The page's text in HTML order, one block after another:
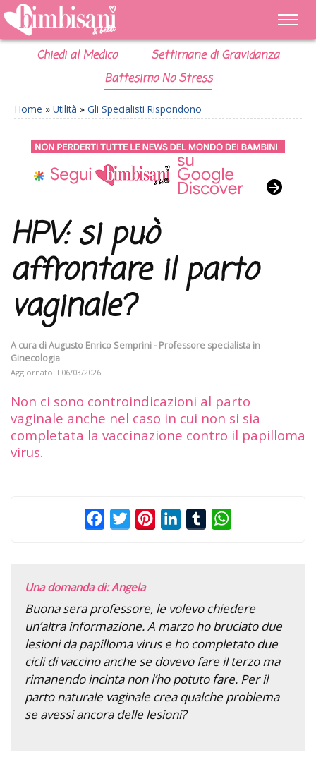
Chiedi al Medico
Settimane di Gravidanza
Battesimo No Stress
Home » Utilità » Gli Specialisti Rispondono
HPV: si può
affrontare il parto
vaginale?
A cura diAugusto Enrico Semprini - Professore specialista in
Ginecologia
Aggiornato il 06/03/2026
Non ci sono controindicazioni al parto
vaginale anche nel caso in cui non si sia
completata la vaccinazione contro il papilloma
virus.
FacebookTwitterPinterestLinkedInTumblr
Una domanda di: Angela
Buona sera professore, le volevo chiedere
un’altra informazione. A marzo ho bruciato due
lesioni da papilloma virus e ho completato due
cicli di vaccino anche se dovevo fare il terzo ma
rimanendo incinta non l’ho potuto fare. Per il
parto naturale vaginale crea qualche problema
se avessi ancora delle lesioni?